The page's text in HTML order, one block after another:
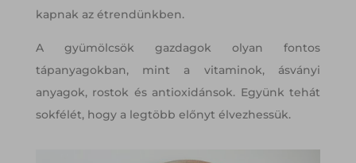
kapnak az étrendünkben.
A gyümölcsök gazdagok olyan fontos
tápanyagokban, mint a vitaminok, ásványi
anyagok, rostok és antioxidánsok. Együnk tehát
sokfélét, hogy a legtöbb előnyt élvezhessük.